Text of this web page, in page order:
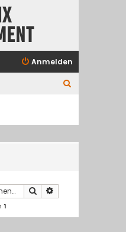
Anmelden
e
Suche
1